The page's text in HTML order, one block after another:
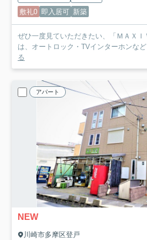
敷礼0 即入居可 新築
ぜひ一度見ていただきたい、「ＭＡＸ
は、オートロック・TVインターホンな
る
アパート
NEW
川崎市多摩区登戸